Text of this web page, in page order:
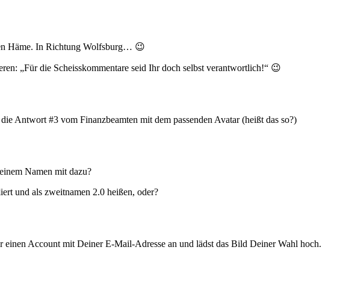
Häme. In Richtung Wolfsburg… 😉
„Für die Scheisskommentare seid Ihr doch selbst verantwortlich!“ 😉
Antwort #3 vom Finanzbeamten mit dem passenden Avatar (heißt das so?)
Namen mit dazu?
und als zweitnamen 2.0 heißen, oder?
einen Account mit Deiner E-Mail-Adresse an und lädst das Bild Deiner Wahl hoch.